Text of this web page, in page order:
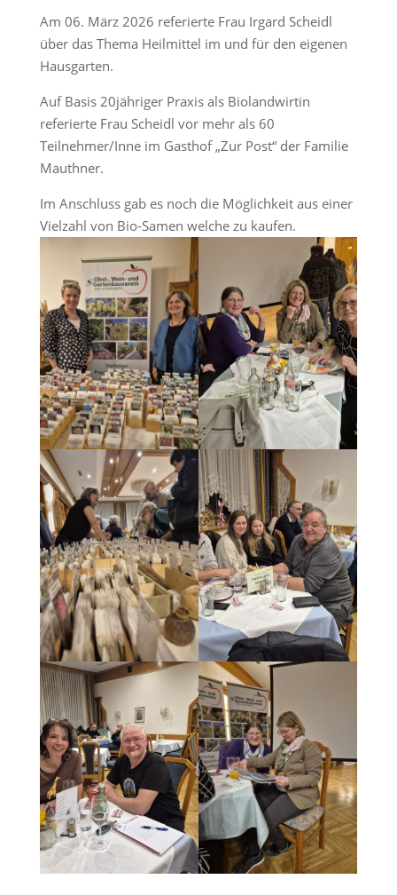
Am 06. März 2026 referierte Frau Irgard Scheidl
über das Thema Heilmittel im und für den eigenen
Hausgarten.
Auf Basis 20jähriger Praxis als Biolandwirtin
referierte Frau Scheidl vor mehr als 60
Teilnehmer/Inne im Gasthof „Zur Post“ der Familie
Mauthner.
Im Anschluss gab es noch die Möglichkeit aus einer
Vielzahl von Bio-Samen welche zu kaufen.